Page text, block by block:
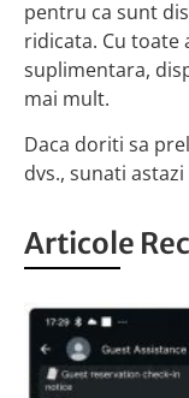
pentru ca sunt
ridicata. Cu toate
suplimentara,
mai mult.
Daca doriti sa
dvs., sunati
Articole